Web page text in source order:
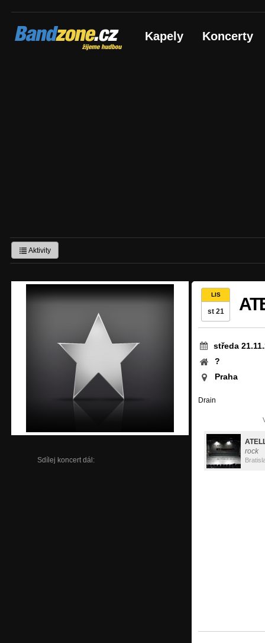
Bandzone.cz
žijeme hudbou Kapely Koncerty
Aktivity
Sdílej koncert dál:
LIS
st 21
středa
?
Praha
Drain
rock